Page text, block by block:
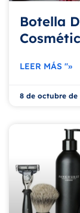
Botella
LEER MÁS "»
8 de octubre de